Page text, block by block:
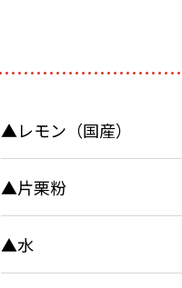
▲レモン（国産）
▲片栗粉
▲水